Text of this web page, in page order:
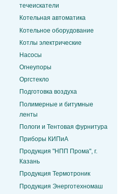
течеискатели
Котельная автоматика
Котельное оборудование
Котлы электрические
Насосы
Огнеупоры
Оргстекло
Подготовка воздуха
Полимерные и битумные
ленты
Пологи и Тентовая фурнитура
Приборы КИПиА
Продукция "НПП Прома", г.
Казань
Продукция Термотроник
Продукция Энерготехномаш